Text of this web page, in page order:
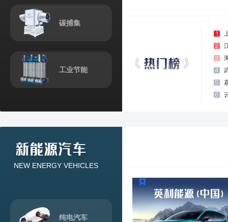
碳捕集
工业节能
NEW ENERGY VEHICLES
纯电汽车